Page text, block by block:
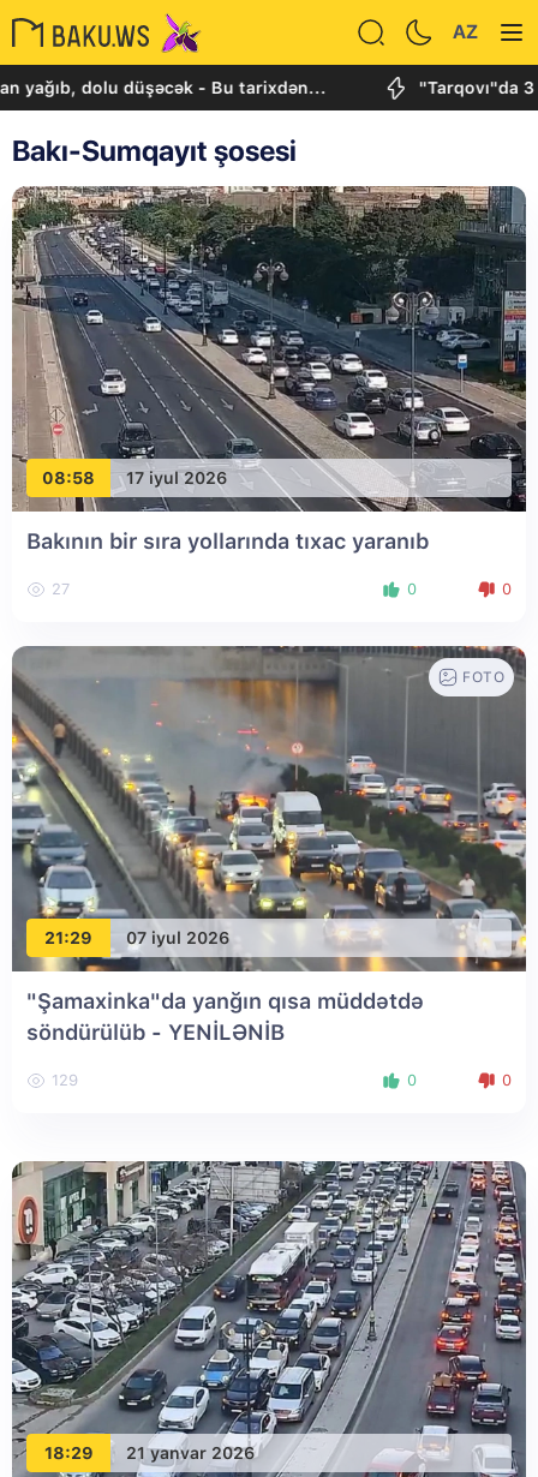
AZ
dolu düşəcək - Bu tarixdən... "Tarqovı"da 3
Bakı-Sumqayıt şosesi
08:58 17 iyul 2026
Bakının bir sıra yollarında tıxac yaranıb
27 0 0
21:29 07 iyul 2026
FOTO
"Şamaxinka"da yanğın qısa müddətdə
söndürülüb - YENİLƏNİB
129 0 0
18:29 21 yanvar 2026